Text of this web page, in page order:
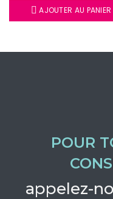
AJOUTER AU PANIER
POUR
appelez-